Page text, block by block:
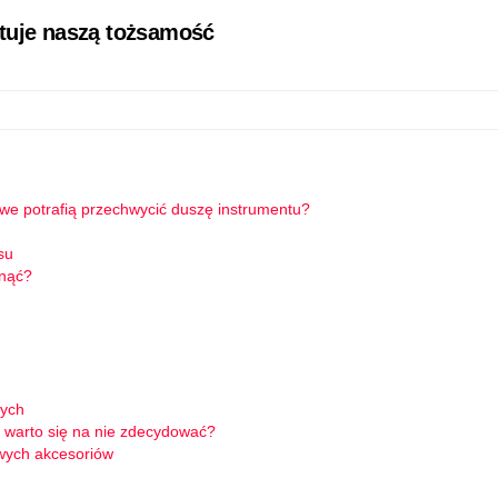
naszą tożsamość
potrafią przechwycić duszę instrumentu?
się na nie zdecydować?
akcesoriów